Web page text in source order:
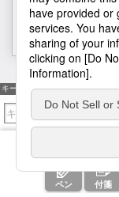
キーワード検索
ペン 付箋